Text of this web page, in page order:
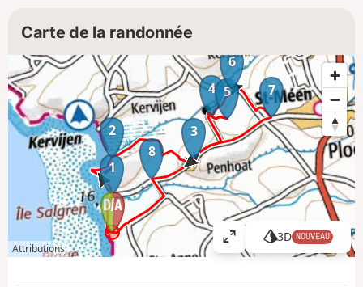
Carte de la randonnée
1
2 3
4 5
6
7
8
Attributions
A
ff
3D NOUVEAU